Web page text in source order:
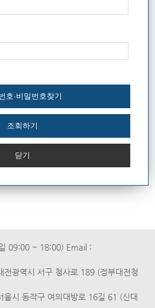
09:00 ~ 18:00) Email :
광역시 서구 청사로 189 (정부대전청
시 동작구 여의대방로 16길 61 (신대
호·비밀번호찾기
조회하기
닫기